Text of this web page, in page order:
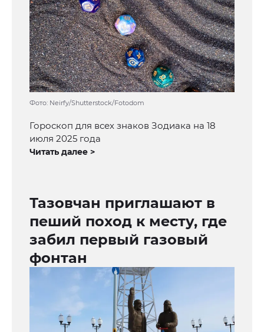
Фото: Neirfy/Shutterstock/Fotodom
Гороскоп для всех знаков Зодиака на 18
июля 2025 года
Читать далее >
Тазовчан приглашают в
пеший поход к месту, где
забил первый газовый
фонтан